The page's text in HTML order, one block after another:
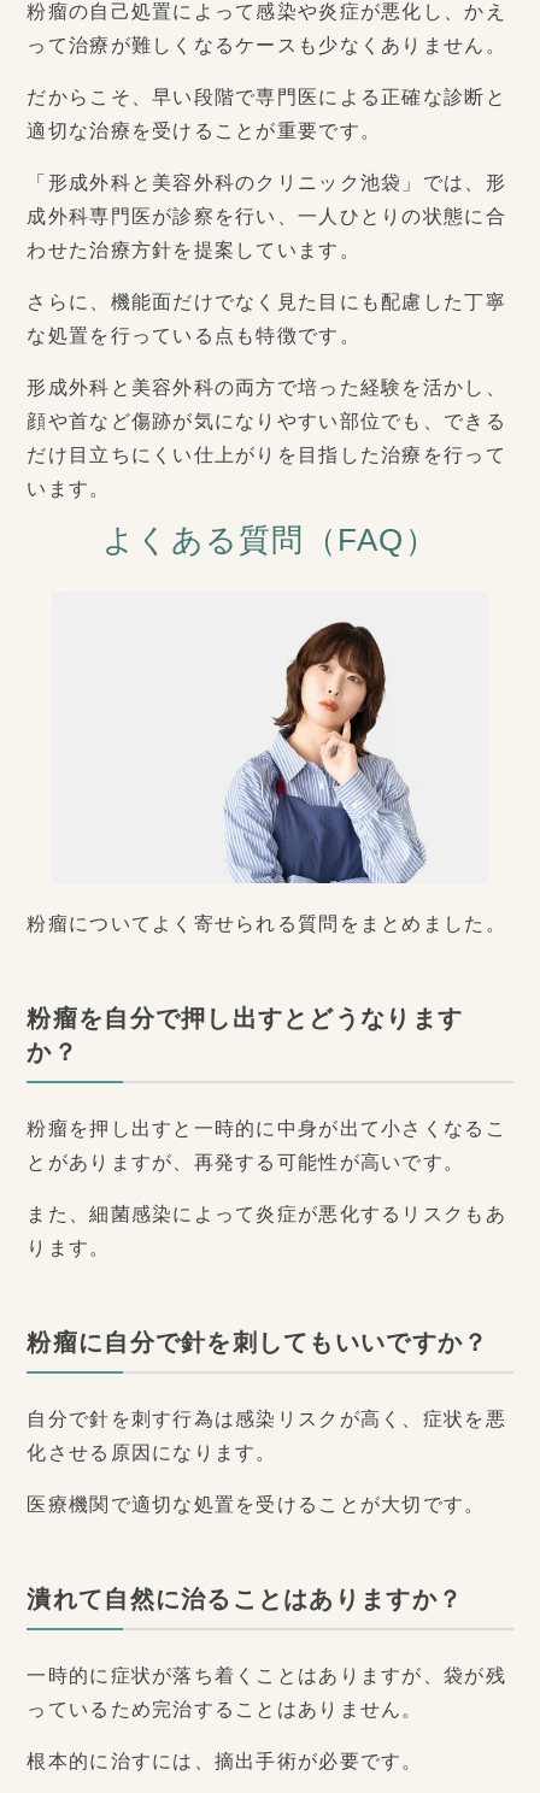
粉瘤の自己処置によって感染や炎症が悪化し、かえ
って治療が難しくなるケースも少なくありません。
だからこそ、早い段階で専門医による正確な診断と
適切な治療を受けることが重要です。
「形成外科と美容外科のクリニック池袋」では、形
成外科専門医が診察を行い、一人ひとりの状態に合
わせた治療方針を提案しています。
さらに、機能面だけでなく見た目にも配慮した丁寧
な処置を行っている点も特徴です。
形成外科と美容外科の両方で培った経験を活かし、
顔や首など傷跡が気になりやすい部位でも、できる
だけ目立ちにくい仕上がりを目指した治療を行って
います。
よくある質問（FAQ）
粉瘤についてよく寄せられる質問をまとめました。
粉瘤を自分で押し出すとどうなります
か？
粉瘤を押し出すと一時的に中身が出て小さくなるこ
とがありますが、再発する可能性が高いです。
また、細菌感染によって炎症が悪化するリスクもあ
ります。
粉瘤に自分で針を刺してもいいですか？
自分で針を刺す行為は感染リスクが高く、症状を悪
化させる原因になります。
医療機関で適切な処置を受けることが大切です。
潰れて自然に治ることはありますか？
一時的に症状が落ち着くことはありますが、袋が残
っているため完治することはありません。
根本的に治すには、摘出手術が必要です。